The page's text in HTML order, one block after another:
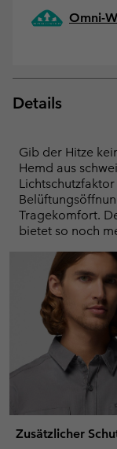
Omni-
Details
Gib der Hitze
Hemd aus
Tragekomfort.
bietet so noch
Zusätzlicher